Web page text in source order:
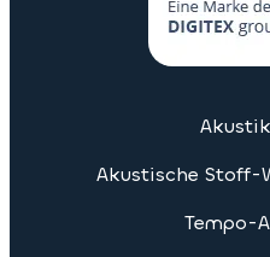
Akustische Stoff-
Tempo-